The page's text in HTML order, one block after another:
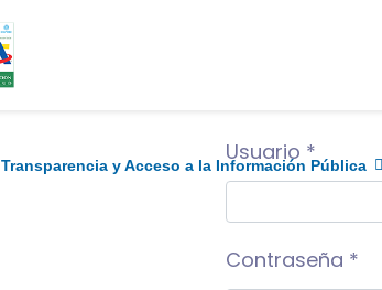
Transparencia y Acceso a la Información Pública
Usuario *
Contraseña *